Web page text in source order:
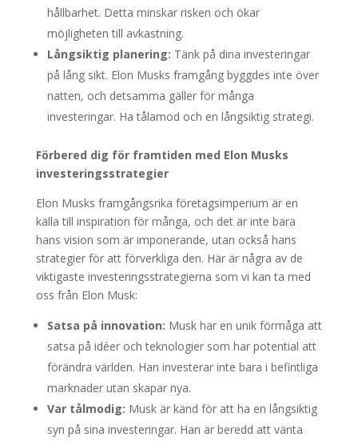
hållbarhet. Detta minskar risken och ökar
möjligheten till avkastning.
Långsiktig planering: Tänk på dina investeringar
på lång sikt. Elon Musks framgång byggdes inte över
natten, och detsamma gäller för många
investeringar. Ha tålamod och en långsiktig strategi.
Förbered dig för framtiden med Elon Musks
investeringsstrategier
Elon Musks framgångsrika företagsimperium är en
källa till inspiration för många, och det är inte bara
hans vision som är imponerande, utan också hans
strategier för att förverkliga den. Här är några av de
viktigaste investeringsstrategierna som vi kan ta med
oss från Elon Musk:
Satsa på innovation: Musk har en unik förmåga att
satsa på idéer och teknologier som har potential att
förändra världen. Han investerar inte bara i befintliga
marknader utan skapar nya.
Var tålmodig: Musk är känd för att ha en långsiktig
syn på sina investeringar. Han är beredd att vänta